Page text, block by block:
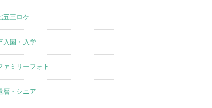
五三ロケ
入園・入学
ァミリーフォト
暦・シニア